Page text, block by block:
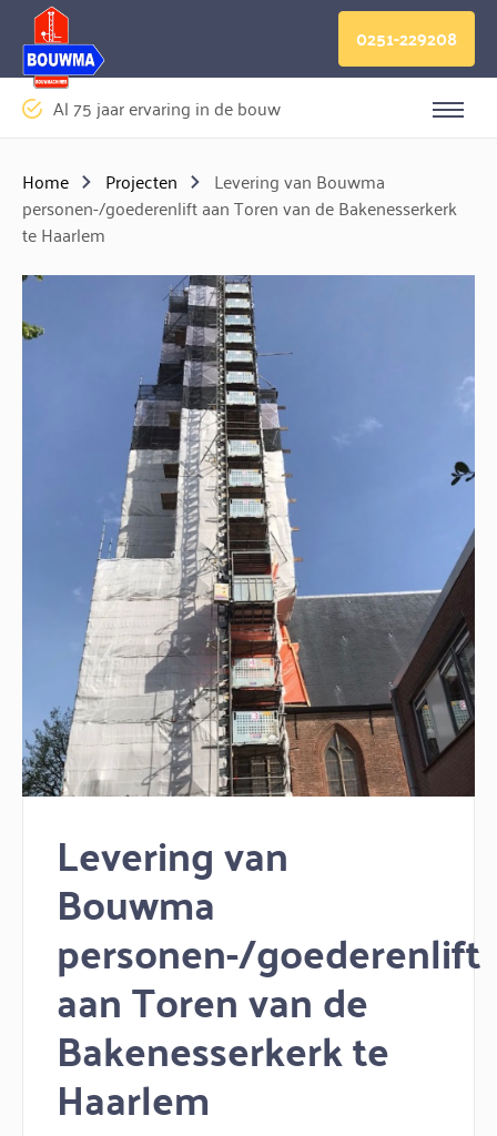
Logo Bouwma Bouwmachines BV
0251-229208
Al 75 jaar ervaring in de bouw
Home Projecten
Levering van Bouwma
personen-/goederenlift aan Toren van de Bakenesserkerk
te Haarlem
Levering van
Bouwma
personen-/goederenlift
aan Toren van de
Bakenesserkerk te
Haarlem